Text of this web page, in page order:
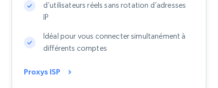
d’utilisateurs réels sans rotation d’adresses
IP
Idéal pour vous connecter simultanément à
différents comptes
Proxys ISP